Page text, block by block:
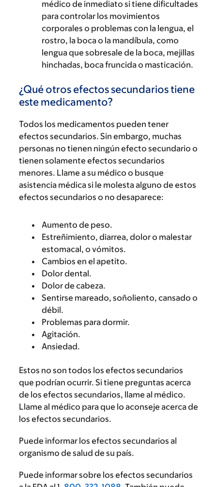
médico de inmediato si tiene dificultades
para controlar los movimientos
corporales o problemas con la lengua, el
rostro, la boca o la mandíbula, como
lengua que sobresale de la boca, mejillas
hinchadas, boca fruncida o masticación.
¿Qué otros efectos secundarios tiene
este medicamento?
Todos los medicamentos pueden tener
efectos secundarios. Sin embargo, muchas
personas no tienen ningún efecto secundario o
tienen solamente efectos secundarios
menores. Llame a su médico o busque
asistencia médica si le molesta alguno de estos
efectos secundarios o no desaparece:
Aumento de peso.
Estreñimiento, diarrea, dolor o malestar
estomacal, o vómitos.
Cambios en el apetito.
Dolor dental.
Dolor de cabeza.
Sentirse mareado, soñoliento, cansado o
débil.
Problemas para dormir.
Agitación.
Ansiedad.
Estos no son todos los efectos secundarios
que podrían ocurrir. Si tiene preguntas acerca
de los efectos secundarios, llame al médico.
Llame al médico para que lo aconseje acerca de
los efectos secundarios.
Puede informar los efectos secundarios al
organismo de salud de su país.
Puede informar sobre los efectos secundarios